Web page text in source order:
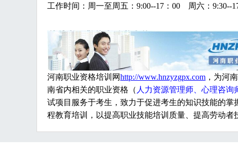
工作时间：周一至周五： 9:00--17：00 周六：9:30--
河南职业资格培训网http://www.hnzyzgpx.com ，为河
南省内相关的职业资格（ 人力资源管理师、心理咨
试项目服务于考生，致力于促进考生的知识技能的
程教育培训，以提高职业技能培训质量、提高劳动者